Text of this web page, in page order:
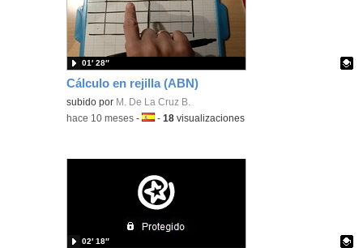
Cálculo en rejilla (ABN)
Contenido educativo.
subido por M. De La Cruz B.
01′ 28″
-hace 10 meses -Idioma:
-18 visualizaciones
02′ 18″